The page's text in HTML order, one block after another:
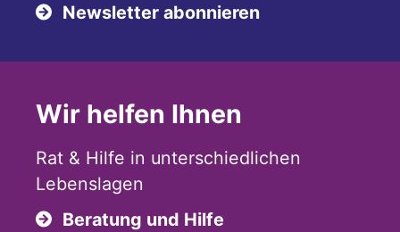
Newsletter abonnieren
Wir helfen Ihnen
Rat & Hilfe in unterschiedlichen
Lebenslagen
Beratung und Hilfe